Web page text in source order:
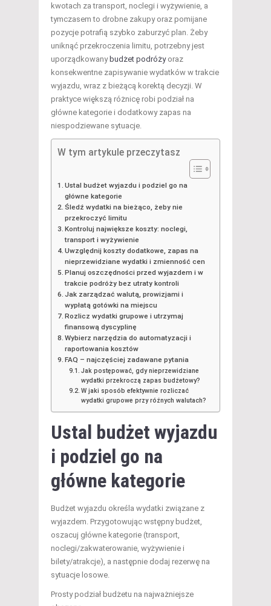
kwotach za transport, noclegi i wyżywienie, a
tymczasem to drobne zakupy oraz pomijane
pozycje potrafią szybko zaburzyć plan. Żeby
uniknąć przekroczenia limitu, potrzebny jest
uporządkowany budżet podróżyoraz
konsekwentne zapisywanie wydatków w trakcie
wyjazdu, wraz z bieżącą korektą decyzji. W
praktyce większą różnicę robi podział na
główne kategorie i dodatkowy zapas na
niespodziewane sytuacje.
W tym artykule przeczytasz
Ustal budżet wyjazdu i podziel go na
główne kategorie
Śledź wydatki na bieżąco, żeby nie
przekroczyć limitu
Kontroluj największe koszty: noclegi,
transport i wyżywienie
Uwzględnij koszty dodatkowe, zapas na
nieprzewidziane wydatki i zmienność cen
Planuj oszczędności przed wyjazdem i w
trakcie podróży bez utraty kontroli
Jak zarządzać walutą, prowizjami i
wypłatą gotówki na miejscu
Rozlicz wydatki grupowe i utrzymaj
finansową dyscyplinę
Wybierz narzędzia do automatyzacji i
raportowania kosztów
FAQ – najczęściej zadawane pytania
Jak postępować, gdy nieprzewidziane
wydatki przekroczą zapas budżetowy?
W jaki sposób efektywnie rozliczać
wydatki grupowe przy różnych walutach?
Ustal budżet wyjazdu
i podziel go na
główne kategorie
Budżet wyjazdu określa wydatki związane z
wyjazdem. Przygotowując wstępny budżet,
oszacuj główne kategorie (transport,
noclegi/zakwaterowanie, wyżywienie i
bilety/atrakcje), a następnie dodaj rezerwę na
sytuacje losowe.
Prosty podział budżetu na najważniejsze